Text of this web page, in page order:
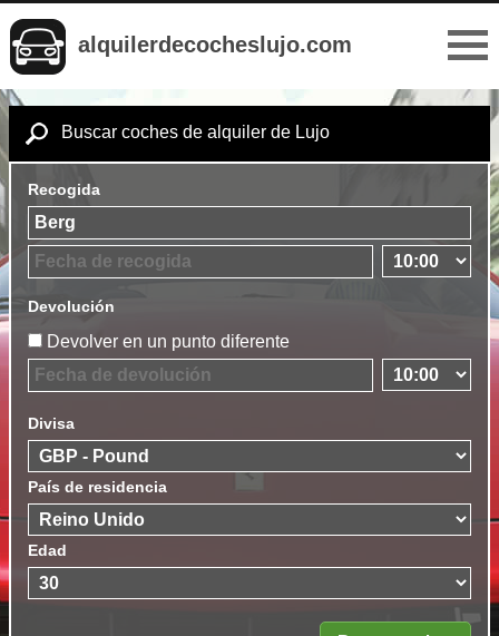
alquilerdecocheslujo.com
Buscar coches de alquiler de Lujo
Recogida
Devolución
Devolver en un punto diferente
Divisa
País de residencia
Edad